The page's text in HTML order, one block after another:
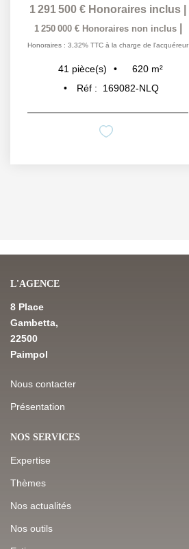
1 291 500 € Honoraires inclus
1 250 000 € Honoraires non inclus
Honoraires : 3,32% TTC à la charge de l'acquéreur
41 pièce(s) 620 m²
Réf :
169082-NLQ
L'AGENCE
8 Place
Gambetta,
22500
Paimpol
Nous contacter
Présentation
NOS SERVICES
Expertise
Thèmes
Nos actualités
Nos outils